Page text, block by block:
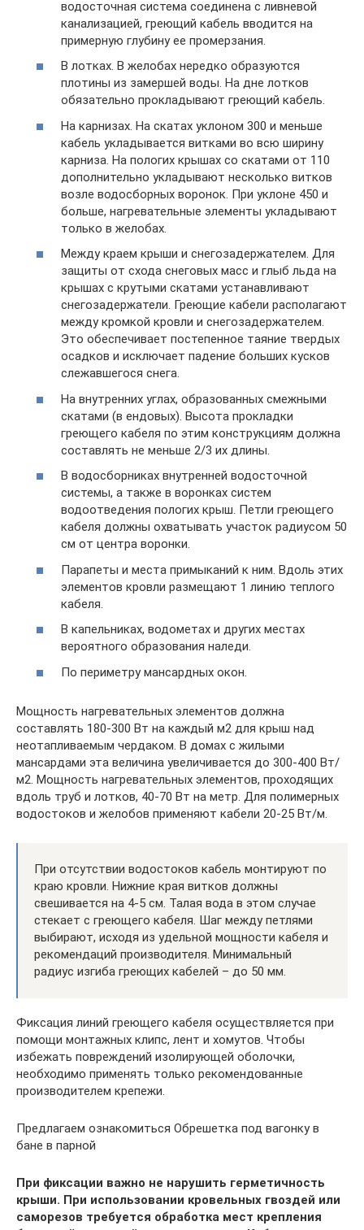
водосточная система соединена с ливневой
канализацией, греющий кабель вводится на
примерную глубину ее промерзания.
В лотках. В желобах нередко образуются
плотины из замершей воды. На дне лотков
обязательно прокладывают греющий кабель.
На карнизах. На скатах уклоном 300 и меньше
кабель укладывается витками во всю ширину
карниза. На пологих крышах со скатами от 110
дополнительно укладывают несколько витков
возле водосборных воронок. При уклоне 450 и
больше, нагревательные элементы укладывают
только в желобах.
Между краем крыши и снегозадержателем. Для
защиты от схода снеговых масс и глыб льда на
крышах с крутыми скатами устанавливают
снегозадержатели. Греющие кабели располагают
между кромкой кровли и снегозадержателем.
Это обеспечивает постепенное таяние твердых
осадков и исключает падение больших кусков
слежавшегося снега.
На внутренних углах, образованных смежными
скатами (в ендовых). Высота прокладки
греющего кабеля по этим конструкциям должна
составлять не меньше 2/3 их длины.
В водосборниках внутренней водосточной
системы, а также в воронках систем
водоотведения пологих крыш. Петли греющего
кабеля должны охватывать участок радиусом 50
см от центра воронки.
Парапеты и места примыканий к ним. Вдоль этих
элементов кровли размещают 1 линию теплого
кабеля.
В капельниках, водометах и других местах
вероятного образования наледи.
По периметру мансардных окон.
Мощность нагревательных элементов должна
составлять 180-300 Вт на каждый м2 для крыш над
неотапливаемым чердаком. В домах с жилыми
мансардами эта величина увеличивается до 300-400 Вт/
м2. Мощность нагревательных элементов, проходящих
вдоль труб и лотков, 40-70 Вт на метр. Для полимерных
водостоков и желобов применяют кабели 20-25 Вт/м.
При отсутствии водостоков кабель монтируют по
краю кровли. Нижние края витков должны
свешивается на 4-5 см. Талая вода в этом случае
стекает с греющего кабеля. Шаг между петлями
выбирают, исходя из удельной мощности кабеля и
рекомендаций производителя. Минимальный
радиус изгиба греющих кабелей – до 50 мм.
Фиксация линий греющего кабеля осуществляется при
помощи монтажных клипс, лент и хомутов. Чтобы
избежать повреждений изолирующей оболочки,
необходимо применять только рекомендованные
производителем крепежи.
Предлагаем ознакомиться Обрешетка под вагонку в
бане в парной
При фиксации важно не нарушить герметичность
крыши. При использовании кровельных гвоздей или
саморезов требуется обработка мест крепления